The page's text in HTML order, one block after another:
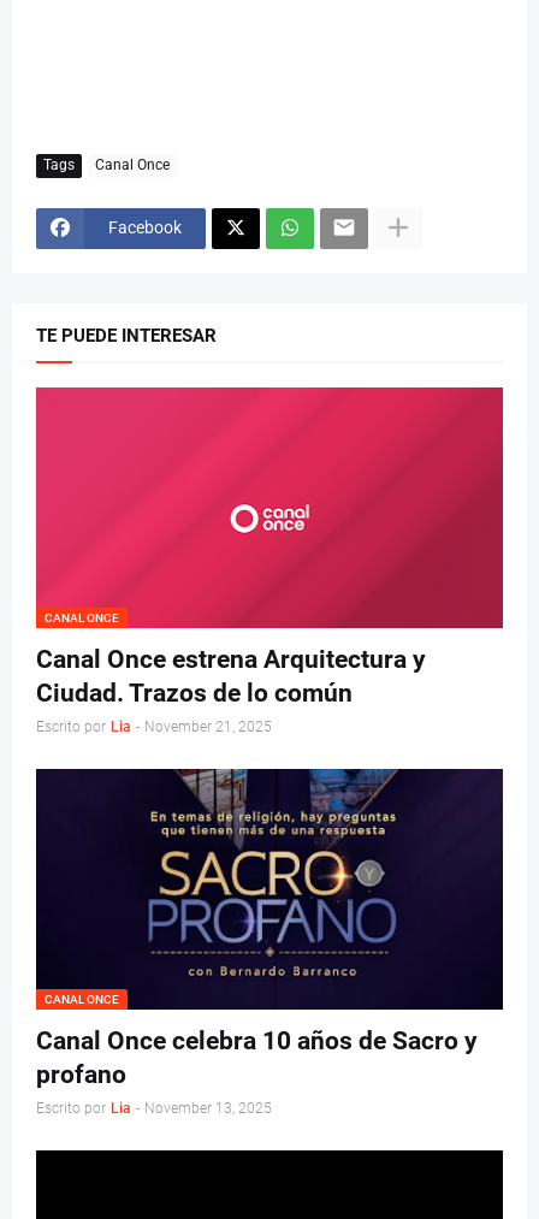
Tags Canal Once
Facebook
TE PUEDE INTERESAR
CANAL ONCE
Canal Once estrena Arquitectura y
Ciudad. Trazos de lo común
Escrito por Lia - November 21, 2025
CANAL ONCE
Canal Once celebra 10 años de Sacro y
profano
Escrito por Lia - November 13, 2025